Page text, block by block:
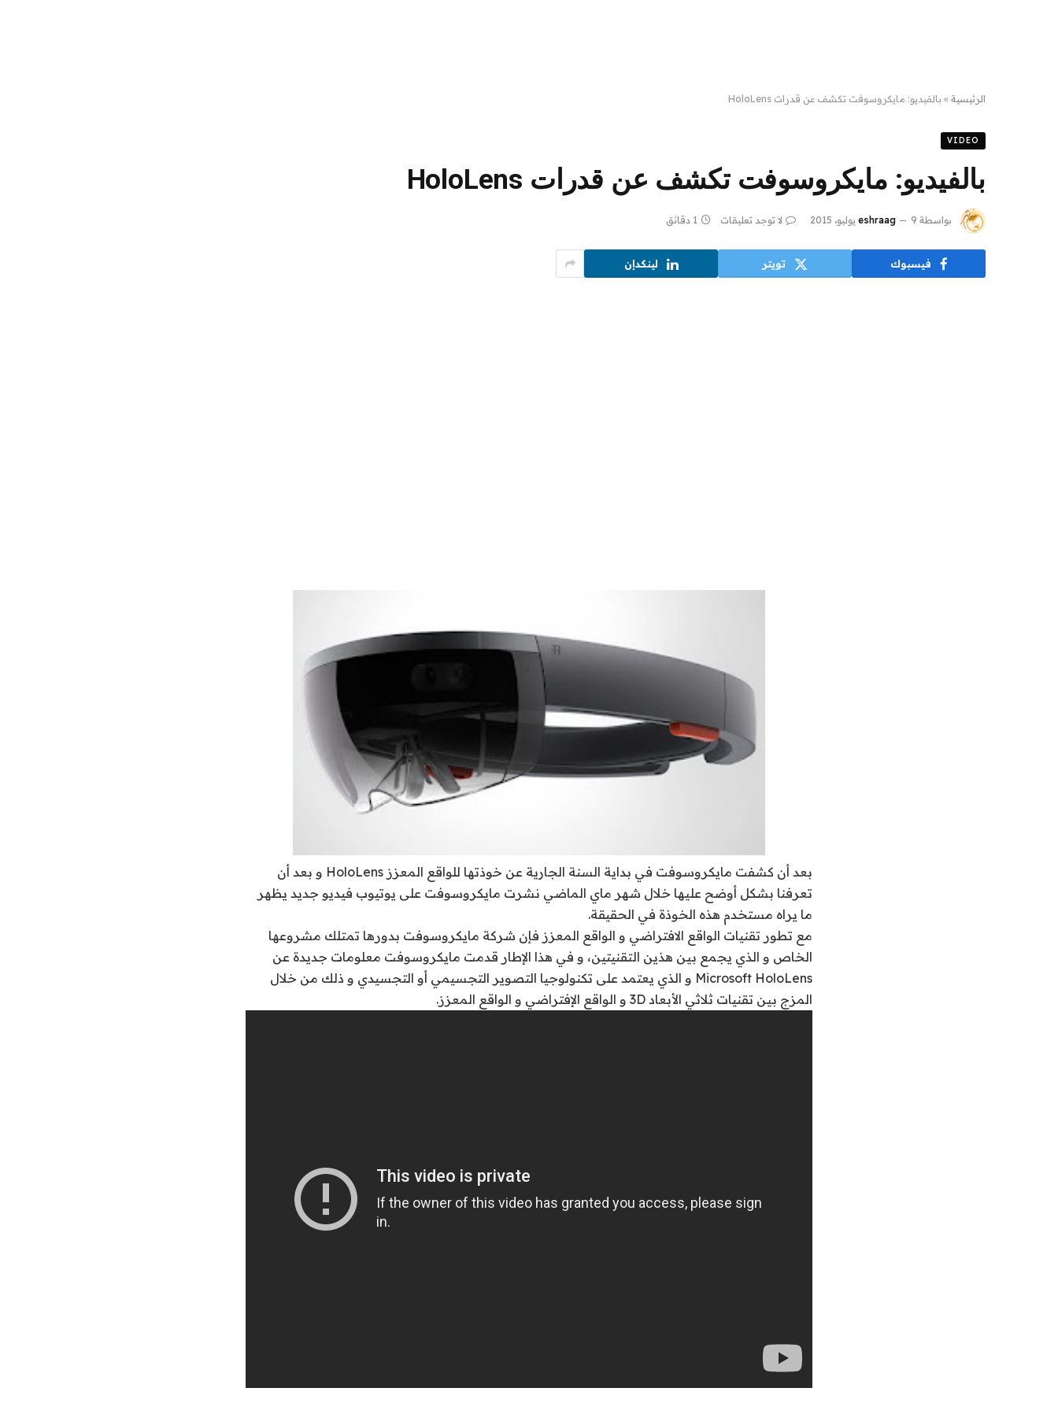
الرئيسية » بالفيديو: مايكروسوفت تكشف عن قدرات HoloLens
VIDEO
بالفيديو: مايكروسوفت تكشف عن قدرات HoloLens
بواسطة eshraag 9 يوليو، 2015 لا توجد تعليقات 1 دقائق
فيسبوك تويتر لينكدإن
بعد أن كشفت مايكروسوفت في بداية السنة الجارية عن خوذتها للواقع المعزز HoloLens و بعد أن
تعرفنا بشكل أوضح عليها خلال شهر ماي الماضي نشرت مايكروسوفت على يوتيوب فيديو جديد يظهر
ما يراه مستخدم هذه الخوذة في الحقيقة.
مع تطور تقنيات الواقع الافتراضي و الواقع المعزز فإن شركة مايكروسوفت بدورها تمتلك مشروعها
الخاص و الذي يجمع بين هذين التقنيتين، و في هذا الإطار قدمت مايكروسوفت معلومات جديدة عن
Microsoft HoloLens و الذي يعتمد على تكنولوجيا التصوير التجسيمي أو التجسيدي و ذلك من خلال
المزج بين تقنيات ثلاثي الأبعاد 3D و الواقع الإفتراضي و الواقع المعزز.